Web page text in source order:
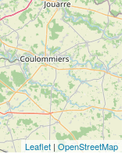
Leaflet |OpenStreetMap